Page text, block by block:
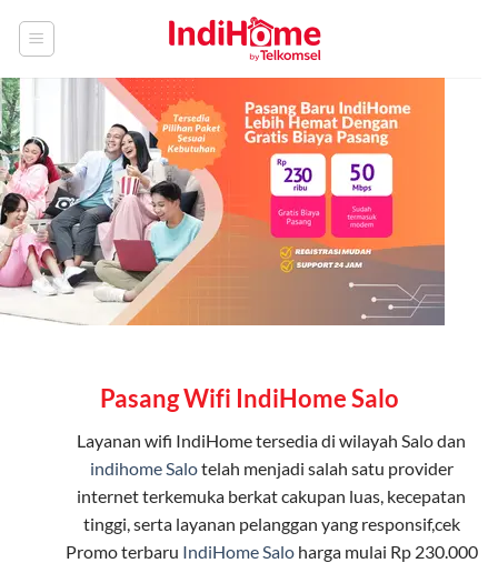
Pasang Wifi IndiHome Salo
Layanan wifi IndiHometersedia di wilayah Salo dan
indihome Salotelah menjadi salah satu provider
internet terkemuka berkat cakupan luas, kecepatan
tinggi, serta layanan pelanggan yang responsif,cek
Promo terbaru IndiHome Saloharga mulai Rp 230.000